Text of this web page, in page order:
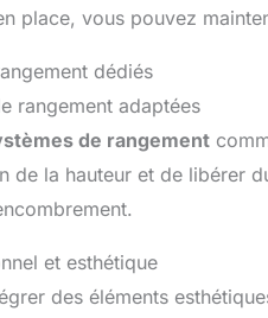
place, vous pouvez
dédiés
rangement adaptées
de rangement
de la hauteur et de libérer
et esthétique
des éléments